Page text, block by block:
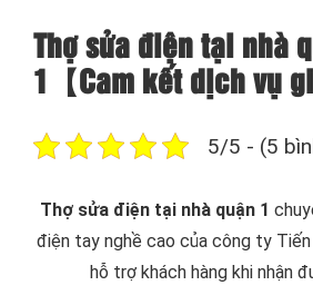
Thợ sửa điện tại nhà
1【Cam kết dịch vụ
5/5 - (5
Thợ sửa điện tại nhà quận 1
điện tay nghề cao của công ty
hỗ trợ khách hàng khi nhận